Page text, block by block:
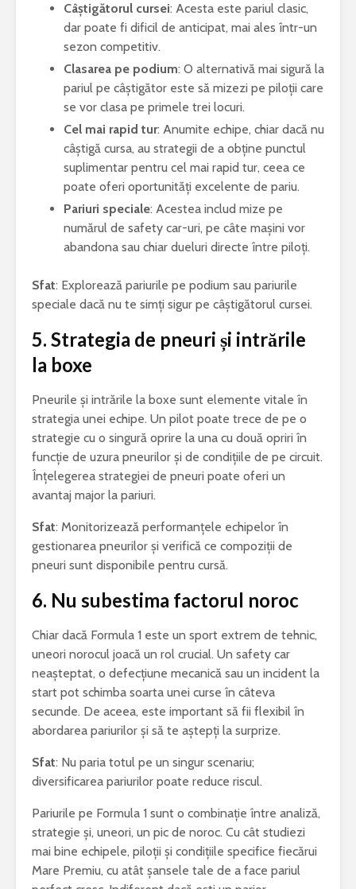
Câștigătorul cursei: Acesta este pariul clasic,
dar poate fi dificil de anticipat, mai ales într-un
sezon competitiv.
Clasarea pe podium: O alternativă mai sigură la
pariul pe câștigător este să mizezi pe piloții care
se vor clasa pe primele trei locuri.
Cel mai rapid tur: Anumite echipe, chiar dacă nu
câștigă cursa, au strategii de a obține punctul
suplimentar pentru cel mai rapid tur, ceea ce
poate oferi oportunități excelente de pariu.
Pariuri speciale: Acestea includ mize pe
numărul de safety car-uri, pe câte mașini vor
abandona sau chiar dueluri directe între piloți.
Sfat: Explorează pariurile pe podium sau pariurile
speciale dacă nu te simți sigur pe câștigătorul cursei.
5. Strategia de pneuri și intrările
la boxe
Pneurile și intrările la boxe sunt elemente vitale în
strategia unei echipe. Un pilot poate trece de pe o
strategie cu o singură oprire la una cu două opriri în
funcție de uzura pneurilor și de condițiile de pe circuit.
Înțelegerea strategiei de pneuri poate oferi un
avantaj major la pariuri.
Sfat: Monitorizează performanțele echipelor în
gestionarea pneurilor și verifică ce compoziții de
pneuri sunt disponibile pentru cursă.
6. Nu subestima factorul noroc
Chiar dacă Formula 1 este un sport extrem de tehnic,
uneori norocul joacă un rol crucial. Un safety car
neașteptat, o defecțiune mecanică sau un incident la
start pot schimba soarta unei curse în câteva
secunde. De aceea, este important să fii flexibil în
abordarea pariurilor și să te aștepți la surprize.
Sfat: Nu paria totul pe un singur scenariu;
diversificarea pariurilor poate reduce riscul.
Pariurile pe Formula 1 sunt o combinație între analiză,
strategie și, uneori, un pic de noroc. Cu cât studiezi
mai bine echipele, piloții și condițiile specifice fiecărui
Mare Premiu, cu atât șansele tale de a face pariul